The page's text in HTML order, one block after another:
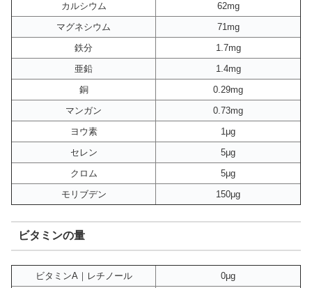
カルシウム
62mg
マグネシウム
71mg
鉄分
1.7mg
亜鉛
1.4mg
銅
0.29mg
マンガン
0.73mg
ヨウ素
1μg
セレン
5μg
クロム
5μg
モリブデン
150μg
ビタミンの量
ビタミンA｜レチノール
0μg